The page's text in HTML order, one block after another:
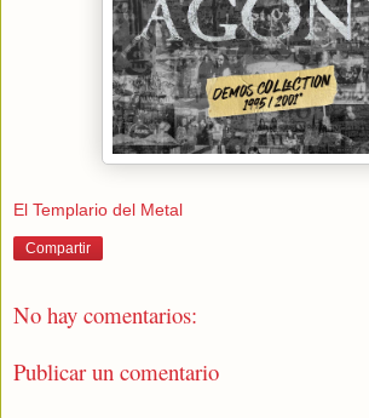
El Templario del Metal
Compartir
No hay comentarios:
Publicar un comentario